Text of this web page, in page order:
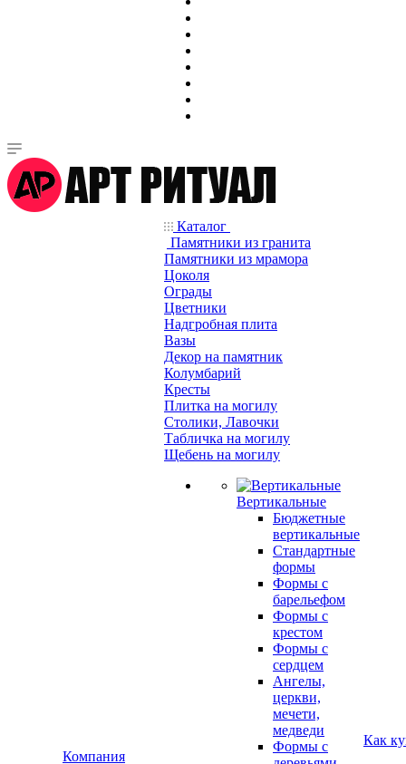
Компания
Каталог
Памятники из гранита
Памятники из мрамора
Цоколя
Ограды
Цветники
Надгробная плита
Вазы
Декор на памятник
Колумбарий
Кресты
Плитка на могилу
Столики, Лавочки
Табличка на могилу
Щебень на могилу
Вертикальные
Бюджетные
вертикальные
Стандартные
формы
Формы с
барельефом
Формы с
крестом
Формы с
сердцем
Ангелы,
церкви,
мечети,
медведи
Формы с
Как